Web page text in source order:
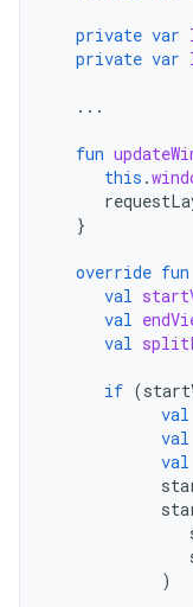
private var
private var
...
fun
this .
}
override fun
val
val
val
if (
val
val
val
)